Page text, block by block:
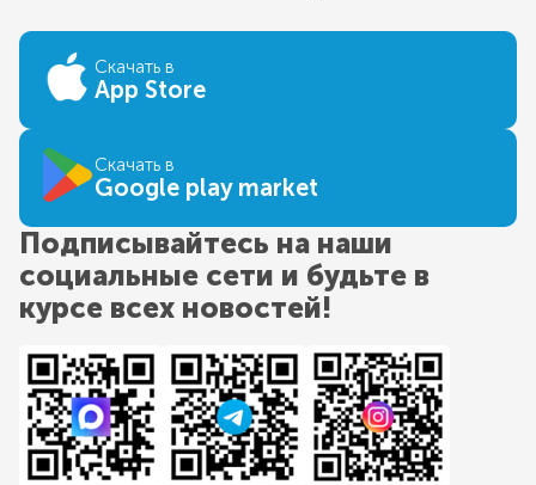
Скачать в
App Store
Скачать в
Google play market
Подписывайтесь на наши
социальные сети и будьте в
курсе всех новостей!